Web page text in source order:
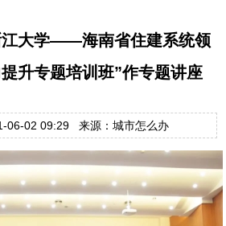
江大学——海南省住建系统领
升专题培训班”作专题讲座
06-02 09:29 来源：城市怎么办